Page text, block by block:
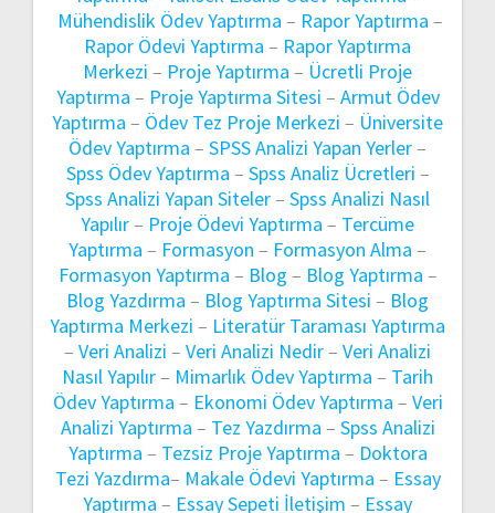
Mühendislik Ödev Yaptırma – Rapor Yaptırma –
Rapor Ödevi Yaptırma – Rapor Yaptırma
Merkezi – Proje Yaptırma – Ücretli Proje
Yaptırma – Proje Yaptırma Sitesi – Armut Ödev
Yaptırma – Ödev Tez Proje Merkezi – Üniversite
Ödev Yaptırma – SPSS Analizi Yapan Yerler–
Spss Ödev Yaptırma – Spss Analiz Ücretleri –
Spss Analizi Yapan Siteler– Spss Analizi Nasıl
Yapılır– Proje Ödevi Yaptırma – Tercüme
Yaptırma – Formasyon – Formasyon Alma –
Formasyon Yaptırma – Blog – Blog Yaptırma –
Blog Yazdırma – Blog Yaptırma Sitesi – Blog
Yaptırma Merkezi – Literatür Taraması Yaptırma
– Veri Analizi – Veri Analizi Nedir– Veri Analizi
Nasıl Yapılır– Mimarlık Ödev Yaptırma – Tarih
Ödev Yaptırma – Ekonomi Ödev Yaptırma – Veri
Analizi Yaptırma – Tez Yazdırma – Spss Analizi
Yaptırma – Tezsiz Proje Yaptırma – Doktora
Tezi Yazdırma– Makale Ödevi Yaptırma – Essay
Yaptırma – Essay Sepeti İletişim – Essay